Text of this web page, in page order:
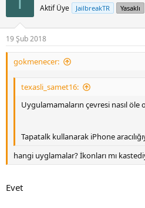
Aktif Üye JailbreakTR Yasaklı
19 Şub 2018
gokmenecer:
texasli_samet16:
Uygulamamaların çevresi nasıl öle
Tapatalk kullanarak iPhone
hangi uyglamalar? İkonları mı
Evet